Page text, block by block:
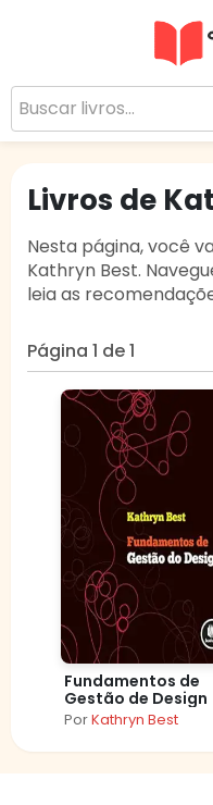
Sua
Livros de
Nesta página, você
Kathryn Best.
leia as
Página 1 de 1
Fundamentos de
Gestão de Design
PorKathryn Best